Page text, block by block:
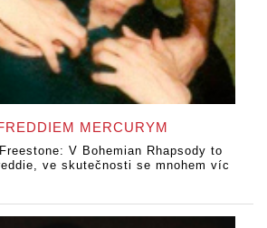
MERCURYM
V Bohemian Rhapsody to
ve skutečnosti se mnohem víc